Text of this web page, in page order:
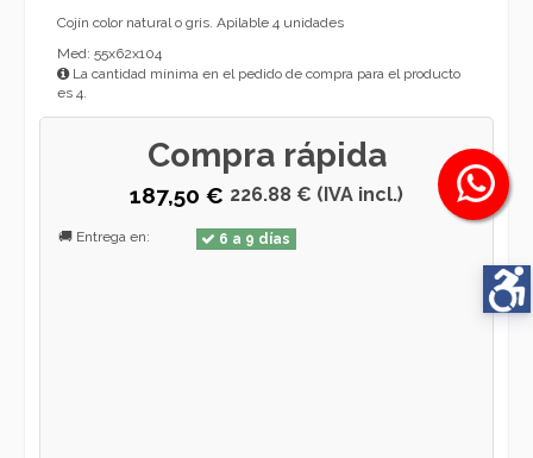
Cojín color natural o gris. Apilable 4 unidades
Med: 55x62x104
La cantidad mínima en el pedido de compra para el producto
es 4.
Compra rápida
187,50 € 226.88 € (IVA incl.)
🚚 Entrega en: 6 a 9 días